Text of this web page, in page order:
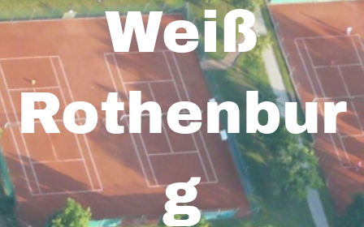
Weiß
Rothenbur
g